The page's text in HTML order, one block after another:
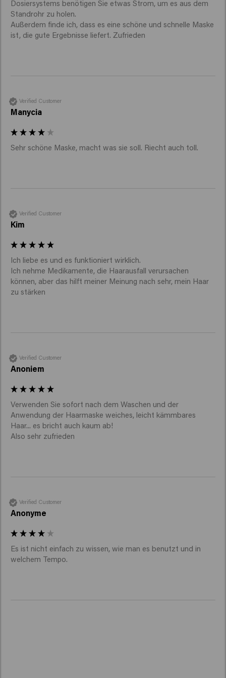
Dosiersystems benötigen Sie etwas Strom, um es aus dem
Standrohr zu holen.
Außerdem finde ich, dass es eine schöne und schnelle Maske
ist, die gute Ergebnisse liefert. Zufrieden
Verified Customer
Manycia
Sehr schöne Maske, macht was sie soll. Riecht auch toll.
Verified Customer
Kim
Ich liebe es und es funktioniert wirklich.
Ich nehme Medikamente, die Haarausfall verursachen
können, aber das hilft meiner Meinung nach sehr, mein Haar
zu stärken
Verified Customer
Anoniem
Verwenden Sie sofort nach dem Waschen und der
Anwendung der Haarmaske weiches, leicht kämmbares
Haar... es bricht auch kaum ab!
Verified Customer
Anonyme
Es ist nicht einfach zu wissen, wie man es benutzt und in
welchem Tempo.